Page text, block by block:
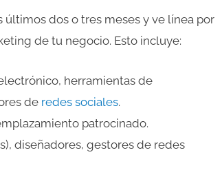
dos o tres meses y ve línea por
de tu negocio. Esto incluye:
herramientas de
de redes sociales.
patrocinado.
diseñadores, gestores de redes